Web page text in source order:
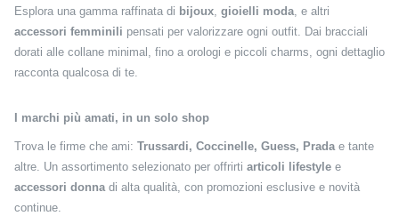
Esplora una gamma raffinata di bijoux, gioielli moda, e altri
accessori femminili pensati per valorizzare ogni outfit. Dai bracciali
dorati alle collane minimal, fino a orologi e piccoli charms, ogni dettaglio
racconta qualcosa di te.
I marchi più amati, in un solo shop
Trova le firme che ami: Trussardi, Coccinelle, Guess, Pradae tante
altre. Un assortimento selezionato per offrirti articoli lifestyle e
accessori donnadi alta qualità, con promozioni esclusive e novità
continue.